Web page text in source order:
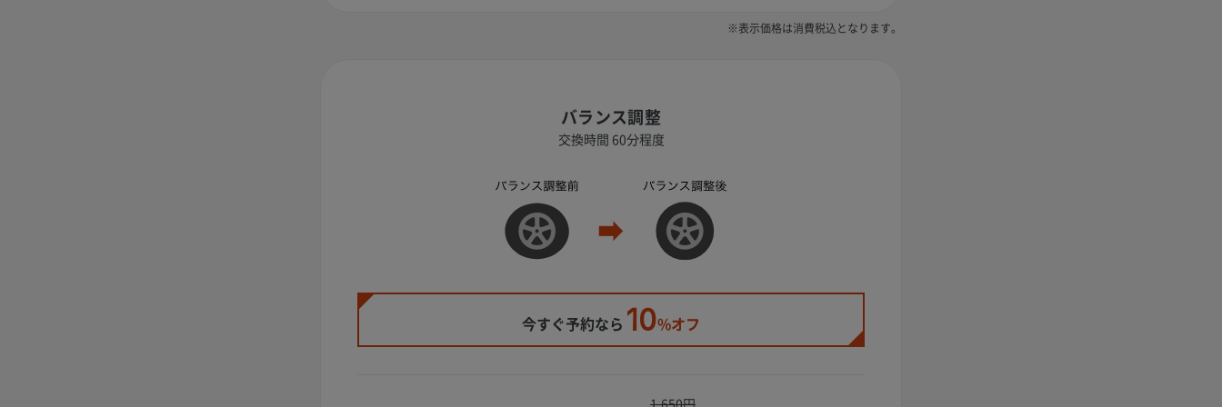
※表示価格は消費税込となります。
バランス調整
交換時間 60分程度
今すぐ予約なら 10%オフ
1,650円